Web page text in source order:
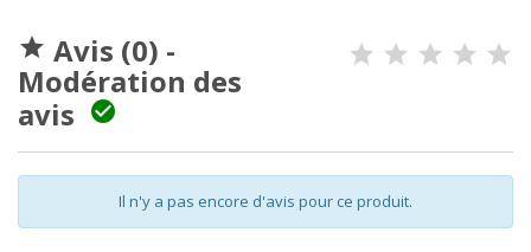
 Avis (0) -
Modération des
avis

Il n'y a pas encore d'avis pour ce produit.